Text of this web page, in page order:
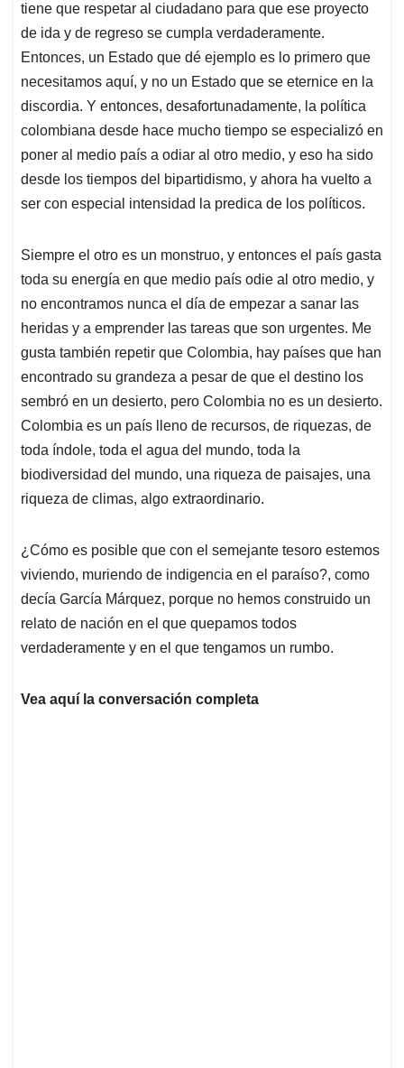
tiene que respetar al ciudadano para que ese proyecto
de ida y de regreso se cumpla verdaderamente.
Entonces, un Estado que dé ejemplo es lo primero que
necesitamos aquí, y no un Estado que se eternice en la
discordia. Y entonces, desafortunadamente, la política
colombiana desde hace mucho tiempo se especializó en
poner al medio país a odiar al otro medio, y eso ha sido
desde los tiempos del bipartidismo, y ahora ha vuelto a
ser con especial intensidad la predica de los políticos.
Siempre el otro es un monstruo, y entonces el país gasta
toda su energía en que medio país odie al otro medio, y
no encontramos nunca el día de empezar a sanar las
heridas y a emprender las tareas que son urgentes. Me
gusta también repetir que Colombia, hay países que han
encontrado su grandeza a pesar de que el destino los
sembró en un desierto, pero Colombia no es un desierto.
Colombia es un país lleno de recursos, de riquezas, de
toda índole, toda el agua del mundo, toda la
biodiversidad del mundo, una riqueza de paisajes, una
riqueza de climas, algo extraordinario.
¿Cómo es posible que con el semejante tesoro estemos
viviendo, muriendo de indigencia en el paraíso?, como
decía García Márquez, porque no hemos construido un
relato de nación en el que quepamos todos
verdaderamente y en el que tengamos un rumbo.
Vea aquí la conversación completa